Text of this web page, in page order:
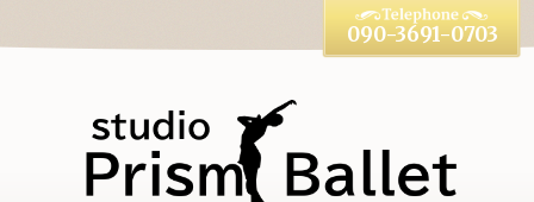
090-3691-0703